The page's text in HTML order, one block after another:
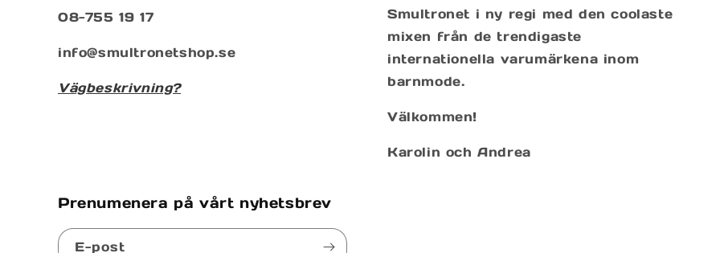
08-755 19 17
info@smultronetshop.se
Vägbeskrivning?
Smultronet i ny regi med den coolaste
mixen från de trendigaste
internationella varumärkena inom
barnmode.
Välkommen!
Karolin och Andrea
Prenumenera på vårt nyhetsbrev
E-post